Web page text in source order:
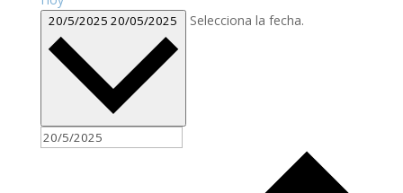
20/5/202520/05/2025 Selecciona la fecha.